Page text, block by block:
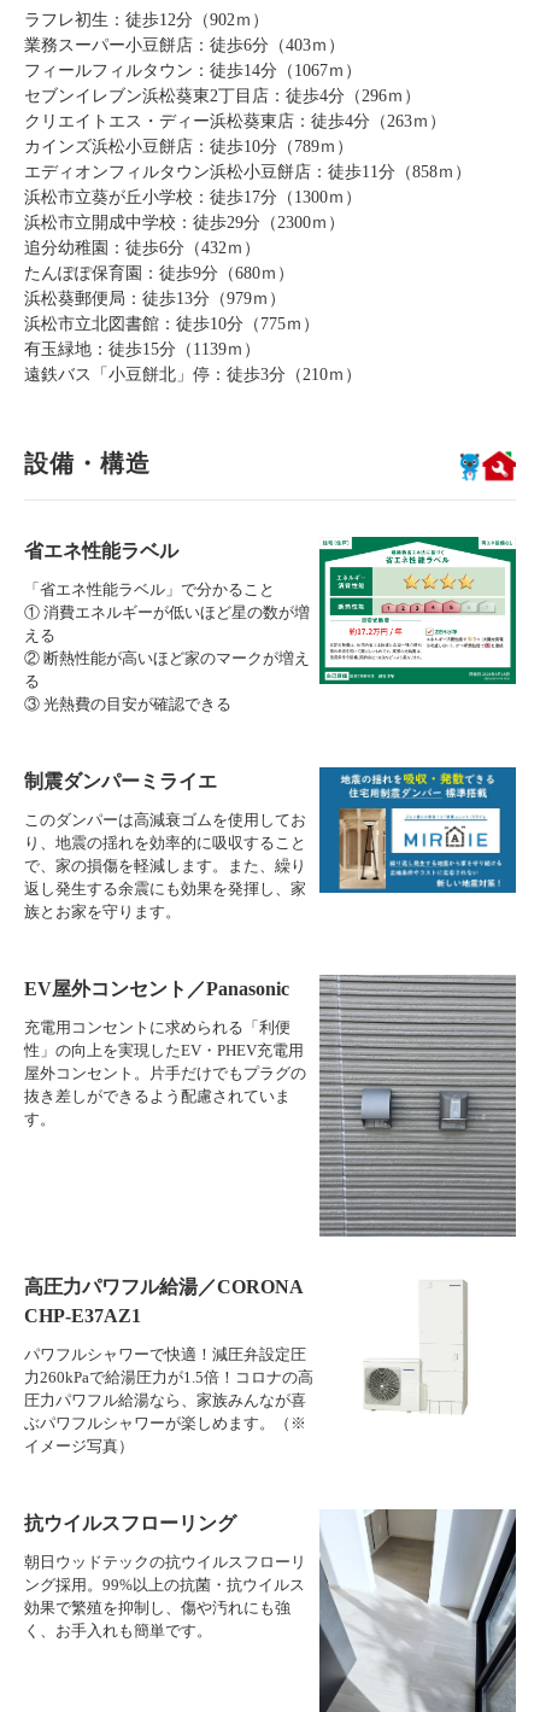
ラフレ初生：徒歩12分（902ｍ）
業務スーパー小豆餅店：徒歩6分（403ｍ）
フィールフィルタウン：徒歩14分（1067ｍ）
セブンイレブン浜松葵東2丁目店：徒歩4分（296ｍ）
クリエイトエス・ディー浜松葵東店：徒歩4分（263ｍ）
カインズ浜松小豆餅店：徒歩10分（789ｍ）
エディオンフィルタウン浜松小豆餅店：徒歩11分（858ｍ）
浜松市立葵が丘小学校：徒歩17分（1300ｍ）
浜松市立開成中学校：徒歩29分（2300ｍ）
追分幼稚園：徒歩6分（432ｍ）
たんぽぽ保育園：徒歩9分（680ｍ）
浜松葵郵便局：徒歩13分（979ｍ）
浜松市立北図書館：徒歩10分（775ｍ）
有玉緑地：徒歩15分（1139ｍ）
遠鉄バス「小豆餅北」停：徒歩3分（210ｍ）
設備・構造
省エネ性能ラベル
「省エネ性能ラベル」で分かること
① 消費エネルギーが低いほど星の数が増
える
② 断熱性能が高いほど家のマークが増え
る
③ 光熱費の目安が確認できる
制震ダンパーミライエ
このダンパーは高減衰ゴムを使用してお
り、地震の揺れを効率的に吸収すること
で、家の損傷を軽減します。また、繰り
返し発生する余震にも効果を発揮し、家
族とお家を守ります。
EV屋外コンセント／Panasonic
充電用コンセントに求められる「利便
性」の向上を実現したEV・PHEV充電用
屋外コンセント。片手だけでもプラグの
抜き差しができるよう配慮されていま
す。
高圧力パワフル給湯／CORONA
CHP-E37AZ1
パワフルシャワーで快適！減圧弁設定圧
力260kPaで給湯圧力が1.5倍！コロナの高
圧力パワフル給湯なら、家族みんなが喜
ぶパワフルシャワーが楽しめます。（※
イメージ写真）
抗ウイルスフローリング
朝日ウッドテックの抗ウイルスフローリ
ング採用。99%以上の抗菌・抗ウイルス
効果で繁殖を抑制し、傷や汚れにも強
く、お手入れも簡単です。